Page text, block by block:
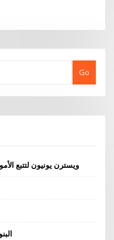
Go
ويسترن يونيون لتتبع